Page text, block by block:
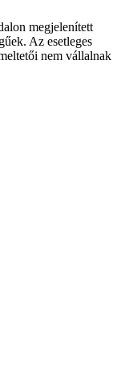
megjelenített
Az esetleges
nem vállalnak